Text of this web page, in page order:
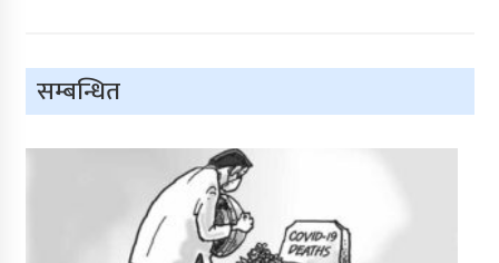
सम्बन्धित